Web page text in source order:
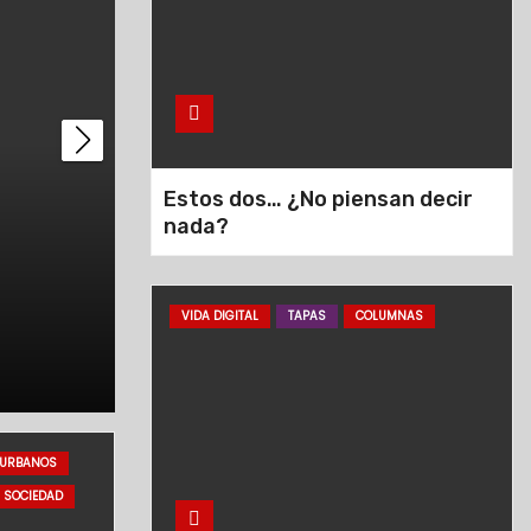
Bomberos: Especialidad
URBANOS
SOCIEDAD
Estos dos… ¿No piensan decir
nada?
VIDA DIGITAL TAPAS COLUMNAS